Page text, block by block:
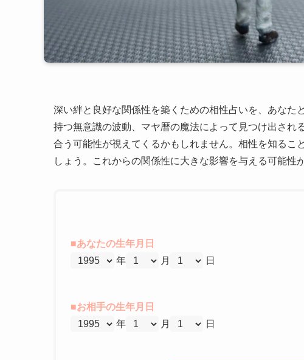
深い絆と良好な関係性を築くための相性占いを、あな
持つ無意識の波動、マヤ暦の魔法によって見つけ出され
合う可能性が視えてくるかもしれません。相性を知る
しょう。これからの関係性に大きな影響を与える可能性
■あなたの生年月日
年
月 日
■お相手の生年月日
年
月 日